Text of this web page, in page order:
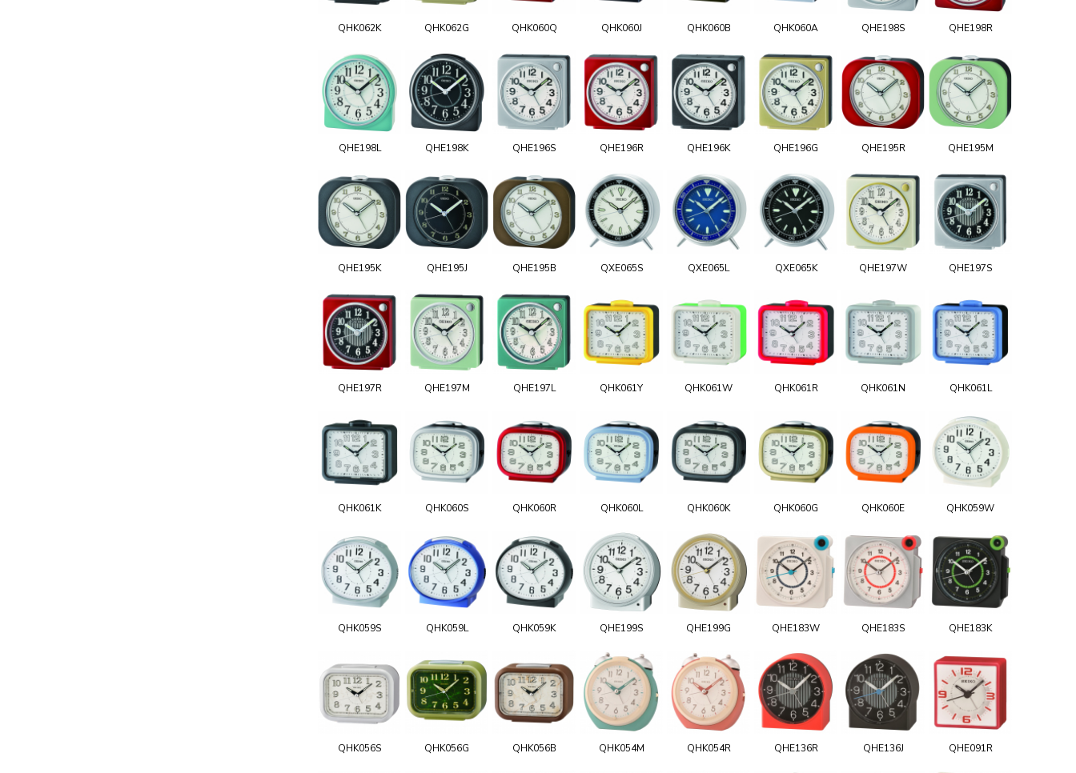
QHK062K QHK062G QHK060Q QHK060J QHK060B QHK060A QHE198S QHE198R
QHE198L QHE198K QHE196S QHE196R QHE196K QHE196G QHE195R QHE195M
QHE195K QHE195J QHE195B QXE065S QXE065L QXE065K QHE197W QHE197S
QHE197R QHE197M QHE197L QHK061Y QHK061W QHK061R QHK061N QHK061L
QHK061K QHK060S QHK060R QHK060L QHK060K QHK060G QHK060E QHK059W
QHK059S QHK059L QHK059K QHE199S QHE199G QHE183W QHE183S QHE183K
QHK056S QHK056G QHK056B QHK054M QHK054R QHE136R QHE136J QHE091R